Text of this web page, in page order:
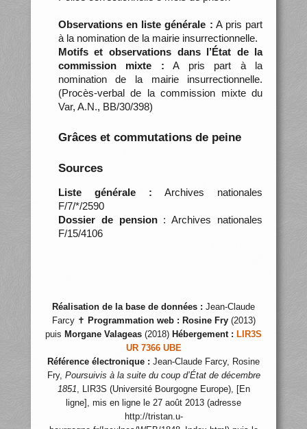
Observations en liste générale : A pris part
à la nomination de la mairie insurrectionnelle.
Motifs et observations dans l’État de la
commission mixte : A pris part à la
nomination de la mairie insurrectionnelle.
(Procès-verbal de la commission mixte du
Var, A.N., BB/30/398)
Grâces et commutations de peine
Sources
Liste générale : Archives nationales
F/7/*/2590
Dossier de pension: Archives nationales
F/15/4106
Réalisation de la base de données : Jean-Claude
Farcy ✝ Programmation web : Rosine Fry(2013)
puis Morgane Valageas (2018) Hébergement : LIR3S
UR 7366 UBE
Référence électronique : Jean-Claude Farcy, Rosine
Fry, Poursuivis à la suite du coup d’État de décembre
1851, LIR3S (Université Bourgogne Europe), [En
ligne], mis en ligne le 27 août 2013 (adresse
http://tristan.u-